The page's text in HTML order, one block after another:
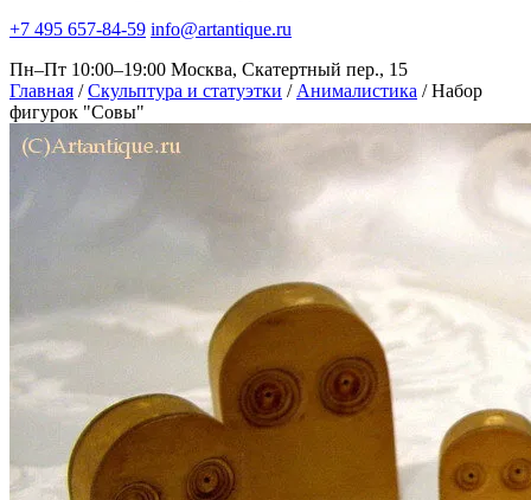
+7 495 657-84-59 info@artantique.ru
Пн–Пт 10:00–19:00 Москва, Скатертный пер., 15
Главная / Скульптура и статуэтки / Анималистика / Набор
фигурок "Совы"